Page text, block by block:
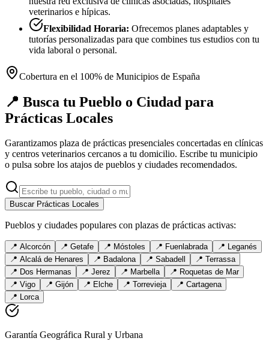
veterinarios e hípicas.
Flexibilidad Horaria: Ofrecemos planes adaptables y
tutorías personalizadas para que combines tus estudios con tu
vida laboral o personal.
Cobertura en el 100% de Municipios de España
📍 Busca tu Pueblo o Ciudad para
Prácticas Locales
Garantizamos plaza de prácticas presenciales concertadas en clínicas
y centros veterinarios cercanos a tu domicilio. Escribe tu municipio
o pulsa sobre los atajos de pueblos y ciudades recomendados.
Buscar Prácticas Locales
Pueblos y ciudades populares con plazas de prácticas activas:
📍 Alcorcón 📍 Getafe 📍 Móstoles 📍 Fuenlabrada 📍 Leganés
📍 Alcalá de Henares 📍 Badalona 📍 Sabadell 📍 Terrassa
📍 Dos Hermanas 📍 Jerez 📍 Marbella 📍 Roquetas de Mar
📍 Vigo 📍 Gijón 📍 Elche 📍 Torrevieja 📍 Cartagena
📍 Lorca
Garantía Geográfica Rural y Urbana